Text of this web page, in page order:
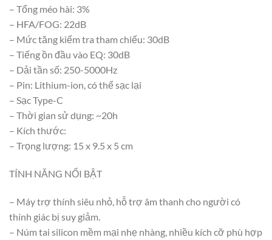
– Tổng méo hài: 3%
– HFA/FOG: 22dB
– Mức tăng kiểm tra tham chiếu: 30dB
– Tiếng ồn đầu vào EQ: 30dB
– Dải tần số: 250-5000Hz
– Pin: Lithium-ion, có thể sạc lại
– Sạc Type-C
– Thời gian sử dụng: ~20h
– Kích thước:
– Trọng lượng: 15 x 9.5 x 5 cm
TÍNH NĂNG NỔI BẬT
– Máy trợ thính siêu nhỏ, hỗ trợ âm thanh cho người có
thính giác bị suy giảm.
– Núm tai silicon mềm mại nhẹ nhàng, nhiều kích cỡ phù hợp